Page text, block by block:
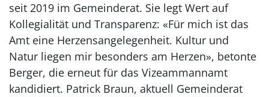
seit 2019 im Gemeinderat. Sie legt Wert auf
Kollegialität und Transparenz: «Für mich ist das
Amt eine Herzensangelegenheit. Kultur und
Natur liegen mir besonders am Herzen», betonte
Berger, die erneut für das Vizeammannamt
kandidiert. Patrick Braun, aktuell Gemeinderat